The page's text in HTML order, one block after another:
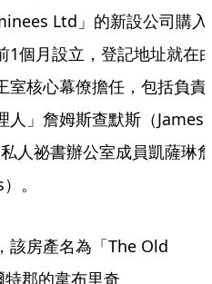
Ltd」的新設公司購入
1個月設立，登記地址就在
室核心幕僚擔任，包括負責
人」詹姆斯查默斯（James
人祕書辦公室成員凱薩琳
。
該房產名為「The Old
郡的韋布里奇